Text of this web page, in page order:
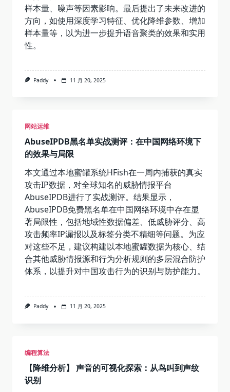
样本量、噪声等因素影响。最后提出了未来改进的
方向，如使用深度学习特征、优化降维参数、增加
样本量等，以为进一步提升语音聚类的效果和实用
性。
Paddy 11 月 20, 2025
网站运维
AbuseIPDB黑名单实战测评：在中国网络环境下
的效果与局限
本文通过本地蜜罐系统HFish在一周内捕获的真实
攻击IP数据，对全球知名的威胁情报平台
AbuseIPDB进行了实战测评。结果显示，
AbuseIPDB免费黑名单在中国网络环境中存在显
著局限性，包括地域性数据偏差、低威胁评分、高
攻击频率IP漏报以及标签分类不精细等问题。为应
对这些不足，建议构建以本地蜜罐数据为核心、结
合其他威胁情报源和行为分析规则的多层混合防护
体系，以提升对中国攻击行为的识别与防护能力。
Paddy 11 月 20, 2025
编程算法
【降维分析】 声音的可视化探索：从鸟叫到声纹
识别